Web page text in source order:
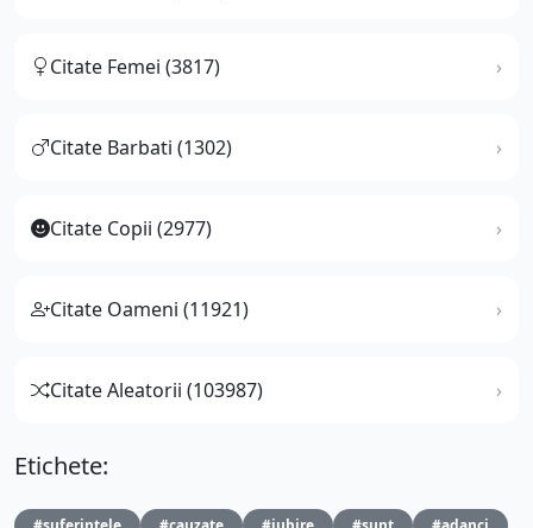
Citate Femei (3817)
Citate Barbati (1302)
Citate Copii (2977)
Citate Oameni (11921)
Citate Aleatorii (103987)
Etichete: